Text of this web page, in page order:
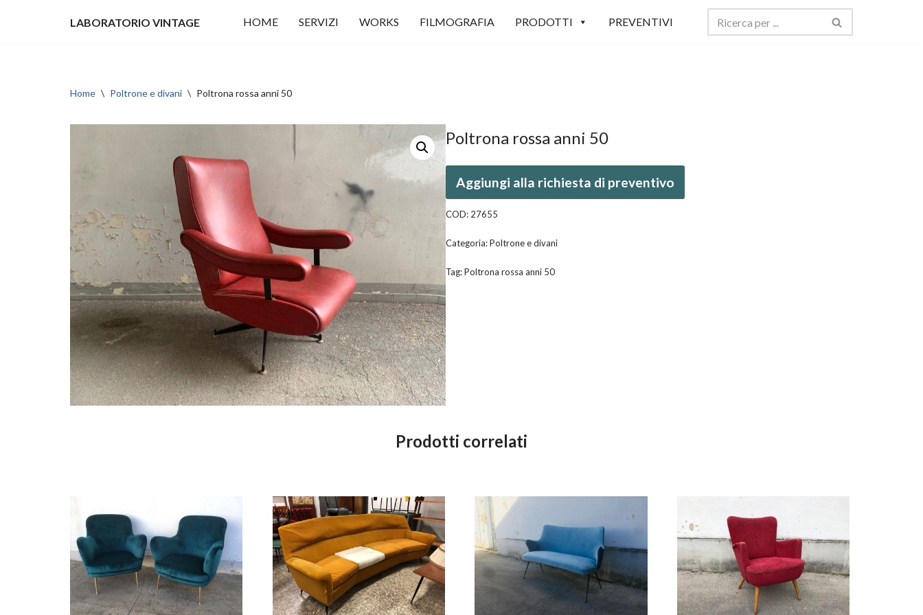
LABORATORIO VINTAGE HOME SERVIZI WORKS FILMOGRAFIA PRODOTTI PREVENTIVI
Home \ Poltrone e divani \ Poltrona rossa anni 50
Poltrona rossa anni 50
Aggiungi alla richiesta di preventivo
COD: 27655
Categoria:Poltrone e divani
Tag:Poltrona rossa anni 50
Prodotti correlati